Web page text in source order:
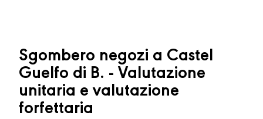
Sgombero negozi a Castel
Guelfo di B. - Valutazione
unitaria e valutazione
forfettaria